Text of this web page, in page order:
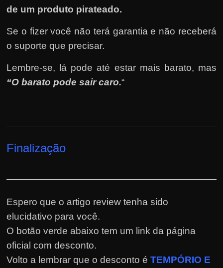
de um produto pirateado.
Se o fizer você não terá garantia e não receberá
o suporte que precisar.
Lembre-se, lá pode até estar mais barato, mas
“O barato pode sair caro.“
Finalização
Espero que o artigo review tenha sido
elucidativo para você.
O botão verde abaixo tem um link da página
oficial com desconto.
Volto a lembrar que o desconto éTEMPÓRIO E